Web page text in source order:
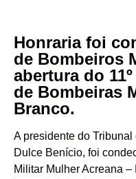
Honraria foi
de Bombeiros
abertura do
de Bombeiras
Branco.
A presidente do
Dulce Benício, foi
Militar Mulher Acreana